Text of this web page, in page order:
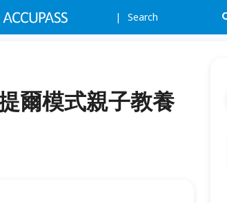
Search
爾模式親子教養